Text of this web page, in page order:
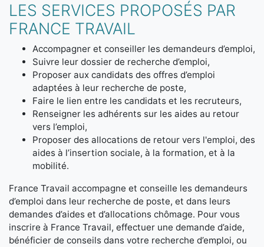
LES SERVICES PROPOSÉS PAR
FRANCE TRAVAIL
Accompagner et conseiller les demandeurs d’emploi,
Suivre leur dossier de recherche d’emploi,
Proposer aux candidats des offres d’emploi
adaptées à leur recherche de poste,
Faire le lien entre les candidats et les recruteurs,
Renseigner les adhérents sur les aides au retour
vers l’emploi,
Proposer des allocations de retour vers l'emploi, des
aides à l’insertion sociale, à la formation, et à la
mobilité.
France Travail accompagne et conseille les demandeurs
d’emploi dans leur recherche de poste, et dans leurs
demandes d’aides et d’allocations chômage. Pour vous
inscrire à France Travail, effectuer une demande d’aide,
bénéficier de conseils dans votre recherche d’emploi, ou